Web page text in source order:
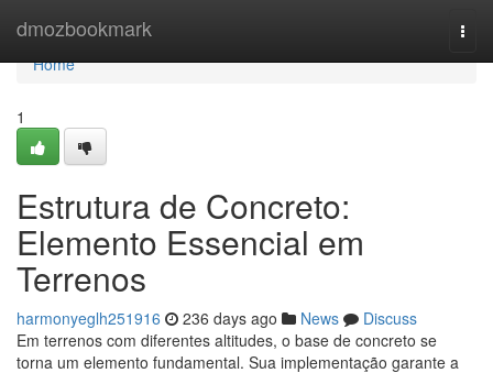
dmozbookmark
Home
Home
1
Estrutura de Concreto:
Elemento Essencial em
Terrenos
harmonyeglh251916 236 days ago News
Discuss
Em terrenos com diferentes altitudes, o base de concreto se
torna um elemento fundamental. Sua implementação garante a